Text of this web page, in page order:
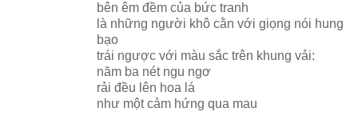
bên êm đềm của bức tranh
là những người khô cằn với giọng nói hung
bạo
trái ngược với màu sắc trên khung vải:
năm ba nét ngu ngơ
rải đều lên hoa lá
như một cảm hứng qua mau